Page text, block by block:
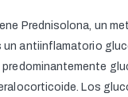
Prednisolona, un
un antiinflamatorio
predominantemente
Los